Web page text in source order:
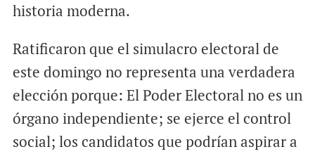
historia moderna.
Ratificaron que el simulacro electoral de
este domingo no representa una verdadera
elección porque: El Poder Electoral no es un
órgano independiente; se ejerce el control
social; los candidatos que podrían aspirar a